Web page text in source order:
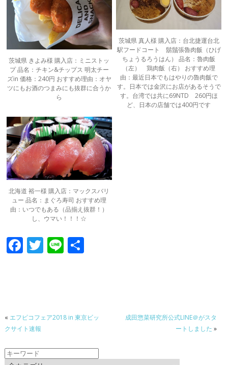
茨城県 きよみ様 購入店：ミニストッ
プ 品名：チキン&チップス 明太チー
ズin 価格：240円 おすすめ理由：オヤ
ツにもお酒のつまみにも抜群に合うか
ら
茨城県 真人様 購入店：台北捷運台北
駅フードコート 鬍鬚張魯肉飯（ひげ
ちょうるろうはん） 品名：魯肉飯
（左） 鶏肉飯（右） おすすめ理
由：最近日本でもはやりの魯肉飯で
す。日本では金沢にお店があるそうで
す。台湾では共に69NTD 260円ほ
ど、日本の店舗では400円です
北海道 裕一様 購入店：マックスバリ
ュー 品名：まぐろ寿司 おすすめ理
由：いつでもある（品揃え抜群！）
し、ウマい！！！☆
F
o
o
k
T Li 共
« エフピコフェア2018 in 東京ビッ
クサイト速報
成田惣菜研究所公式LINE＠がスタ
ートしました »